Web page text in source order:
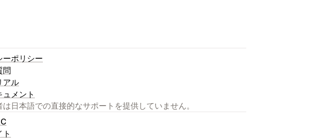
ーポリシー
問
アル
メント
は日本語での直接的なサポートを提供していません。